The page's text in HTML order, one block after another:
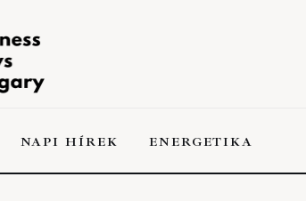
NAPI HÍREK ENERGETIKA